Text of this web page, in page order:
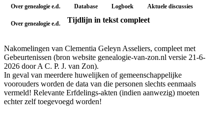
Over genealogie e.d. Database Logboek Aktuele discussies
Over genealogie e.d. Tijdlijn in tekst compleet
Nakomelingen van Clementia Geleyn Asseliers, compleet met
Gebeurtenissen (bron website genealogie-van-zon.nl versie 21-6-
2026 door A C. P. J. van Zon).
In geval van meerdere huwelijken of gemeenschappelijke
voorouders worden de data van die personen slechts eenmaals
vermeld! Relevante Erfdelings-akten (indien aanwezig) moeten
echter zelf toegevoegd worden!